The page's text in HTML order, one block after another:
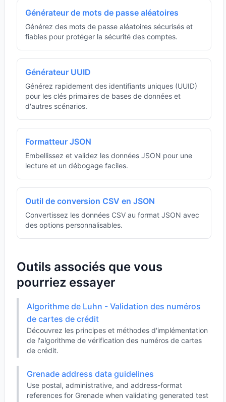
Générateur de mots de passe aléatoires
Générez des mots de passe aléatoires sécurisés et
fiables pour protéger la sécurité des comptes.
Générateur UUID
Générez rapidement des identifiants uniques (UUID)
pour les clés primaires de bases de données et
d'autres scénarios.
Formatteur JSON
Embellissez et validez les données JSON pour une
lecture et un débogage faciles.
Outil de conversion CSV en JSON
Convertissez les données CSV au format JSON avec
des options personnalisables.
Outils associés que vous
pourriez essayer
Algorithme de Luhn - Validation des numéros
de cartes de crédit
Découvrez les principes et méthodes d'implémentation
de l'algorithme de vérification des numéros de cartes
de crédit.
Grenade address data guidelines
Use postal, administrative, and address-format
references for Grenade when validating generated test